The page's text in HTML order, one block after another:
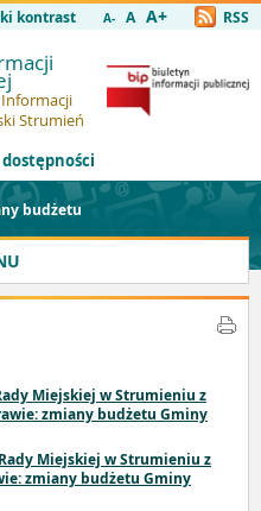
kontrast A- A A+ RSS
Strumień
budżetu
Miejskiej w Strumieniu z
zmiany budżetu Gminy
Miejskiej w Strumieniu z
zmiany budżetu Gminy